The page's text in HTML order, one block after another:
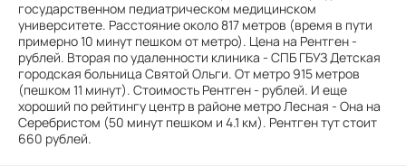
государственном педиатрическом медицинском
университете. Расстояние около 817 метров (время в пути
примерно 10 минут пешком от метро). Цена на Рентген -
рублей. Вторая по удаленности клиника - СПБ ГБУЗ Детская
городская больница Святой Ольги. От метро 915 метров
(пешком 11 минут). Стоимость Рентген - рублей. И еще
хороший по рейтингу центр в районе метро Лесная - Она на
Серебристом (50 минут пешком и 4.1 км). Рентген тут стоит
660 рублей.